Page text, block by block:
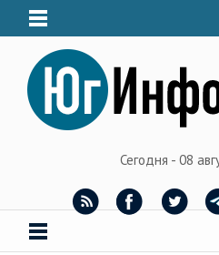
Сегодня - 08